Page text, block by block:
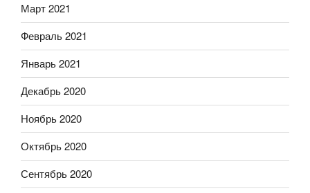
Март 2021
Февраль 2021
Январь 2021
Декабрь 2020
Ноябрь 2020
Октябрь 2020
Сентябрь 2020